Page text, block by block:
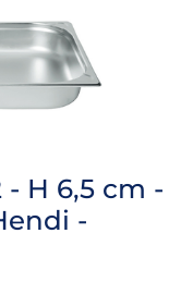
H 6,5 cm -
-